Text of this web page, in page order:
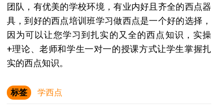
团队，有优美的学校环境，有业内好且齐全的西点器
具，到好的西点培训班学习做西点是一个好的选择，
因为可以让您学习到扎实的又全的西点知识，实操
+理论、老师和学生一对一的授课方式让学生掌握扎
实的西点知识。
标签 学西点